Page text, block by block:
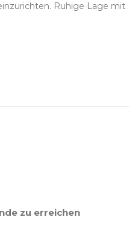
Ruhige Lage mit
zu erreichen